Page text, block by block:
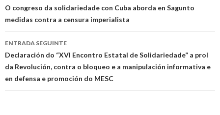
a
entrada
O congreso da solidariedade con Cuba aborda en Sagunto
medidas contra a censura imperialista
ENTRADA SEGUINTE
Declaración do “XVI Encontro Estatal de Solidariedade” a prol
da Revolución, contra o bloqueo e a manipulación informativa e
en defensa e promoción do MESC